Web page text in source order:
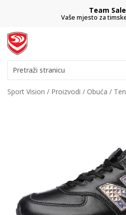
Team
Vaše mjesto za
Pretraži stranicu
Sport Vision Proizvodi Obuća